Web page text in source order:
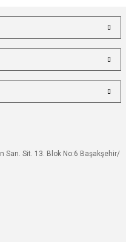
San. Sit. 13. Blok No:6 Başakşehir/